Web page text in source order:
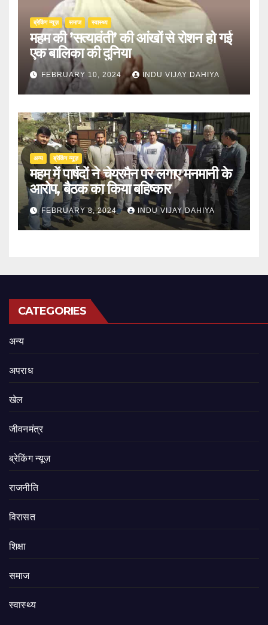
ब्रेकिंग न्यूज़ समाज स्वास्थ्य
महम की ’सत्यावंती’ की आंखों से रोशन हो गई
एक बालिका की दुनिया
FEBRUARY 10, 2024 INDU VIJAY DAHIYA
अन्य ब्रेकिंग न्यूज़
महम में पार्षदों ने चेयरमैन पर लगाए मनमानी के
आरोप, बैठक का किया बहिष्कार
FEBRUARY 8, 2024 INDU VIJAY DAHIYA
CATEGORIES
अन्य
अपराध
खेल
जीवनमंत्र
ब्रेकिंग न्यूज़
राजनीति
‍‍विरासत
शिक्षा
समाज
स्वास्थ्य